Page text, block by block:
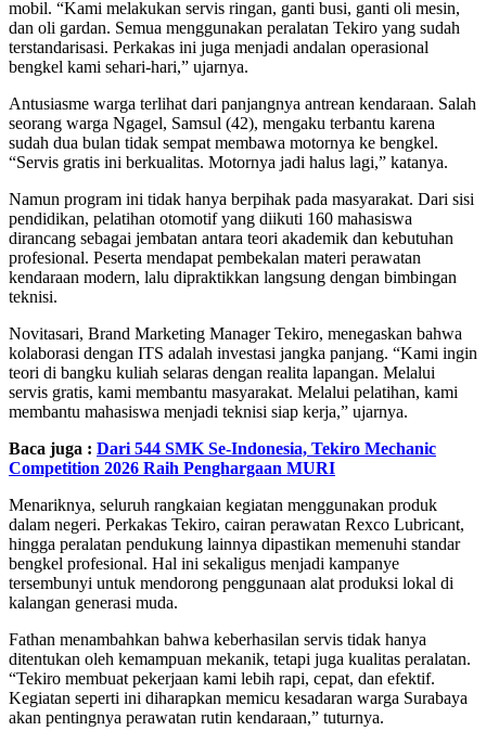
mobil. “Kami melakukan servis ringan, ganti busi, ganti oli mesin,
dan oli gardan. Semua menggunakan peralatan Tekiro yang sudah
terstandarisasi. Perkakas ini juga menjadi andalan operasional
bengkel kami sehari-hari,” ujarnya.
Antusiasme warga terlihat dari panjangnya antrean kendaraan. Salah
seorang warga Ngagel, Samsul (42), mengaku terbantu karena
sudah dua bulan tidak sempat membawa motornya ke bengkel.
“Servis gratis ini berkualitas. Motornya jadi halus lagi,” katanya.
Namun program ini tidak hanya berpihak pada masyarakat. Dari sisi
pendidikan, pelatihan otomotif yang diikuti 160 mahasiswa
dirancang sebagai jembatan antara teori akademik dan kebutuhan
profesional. Peserta mendapat pembekalan materi perawatan
kendaraan modern, lalu dipraktikkan langsung dengan bimbingan
teknisi.
Novitasari, Brand Marketing Manager Tekiro, menegaskan bahwa
kolaborasi dengan ITS adalah investasi jangka panjang. “Kami ingin
teori di bangku kuliah selaras dengan realita lapangan. Melalui
servis gratis, kami membantu masyarakat. Melalui pelatihan, kami
membantu mahasiswa menjadi teknisi siap kerja,” ujarnya.
Baca juga : Dari 544 SMK Se-Indonesia, Tekiro Mechanic
Competition 2026 Raih Penghargaan MURI
Menariknya, seluruh rangkaian kegiatan menggunakan produk
dalam negeri. Perkakas Tekiro, cairan perawatan Rexco Lubricant,
hingga peralatan pendukung lainnya dipastikan memenuhi standar
bengkel profesional. Hal ini sekaligus menjadi kampanye
tersembunyi untuk mendorong penggunaan alat produksi lokal di
kalangan generasi muda.
Fathan menambahkan bahwa keberhasilan servis tidak hanya
ditentukan oleh kemampuan mekanik, tetapi juga kualitas peralatan.
“Tekiro membuat pekerjaan kami lebih rapi, cepat, dan efektif.
Kegiatan seperti ini diharapkan memicu kesadaran warga Surabaya
akan pentingnya perawatan rutin kendaraan,” tuturnya.